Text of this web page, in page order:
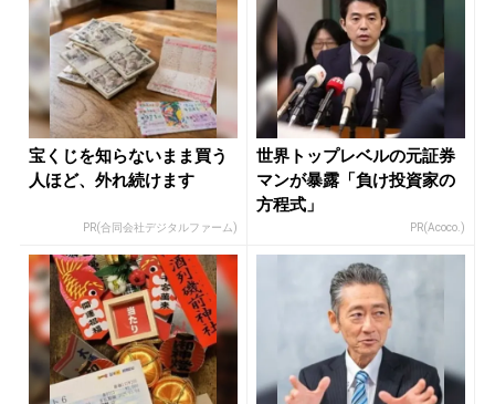
宝くじを知らないまま買う
人ほど、外れ続けます
PR(合同会社デジタルファーム)
世界トップレベルの元証券
マンが暴露「負け投資家の
方程式」
PR(Acoco.)